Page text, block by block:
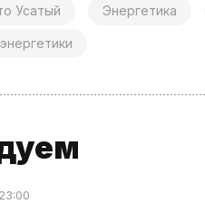
Усатый Энергетика